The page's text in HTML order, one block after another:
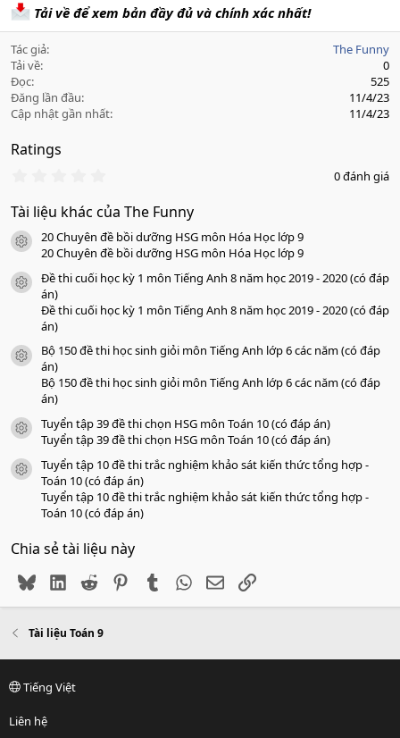
Tải về để xem bản đầy đủ và chính xác nhất!
Tác giả
The Funny
Tải về
0
Đọc
525
Đăng lần đầu
11/4/23
Cập nhật gần nhất
11/4/23
Ratings
0
0
s
a
o
0 đánh giá
Tài liệu khác của The Funny
icon tài liệu
20 Chuyên đề bồi dưỡng HSG môn Hóa Học lớp 9
20 Chuyên đề bồi dưỡng HSG môn Hóa Học lớp 9
icon tài liệu
Đề thi cuối học kỳ 1 môn Tiếng Anh 8 năm học 2019 - 2020 (có đáp
án)
Đề thi cuối học kỳ 1 môn Tiếng Anh 8 năm học 2019 - 2020 (có đáp
án)
icon tài liệu
Bộ 150 đề thi học sinh giỏi môn Tiếng Anh lớp 6 các năm (có đáp
án)
Bộ 150 đề thi học sinh giỏi môn Tiếng Anh lớp 6 các năm (có đáp
án)
icon tài liệu
Tuyển tập 39 đề thi chọn HSG môn Toán 10 (có đáp án)
Tuyển tập 39 đề thi chọn HSG môn Toán 10 (có đáp án)
icon tài liệu
Tuyển tập 10 đề thi trắc nghiệm khảo sát kiến thức tổng hợp -
Toán 10 (có đáp án)
Tuyển tập 10 đề thi trắc nghiệm khảo sát kiến thức tổng hợp -
Toán 10 (có đáp án)
Chia sẻ tài liệu này
BlueskyLinkedIn
Reddit PinterestTumblr WhatsApp
EmailLink
Tài liệu Toán 9
Tiếng Việt
Liên hệ